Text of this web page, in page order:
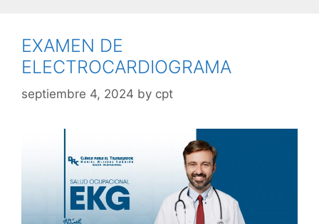
EXAMEN DE
ELECTROCARDIOGRAMA
septiembre 4, 2024 by cpt